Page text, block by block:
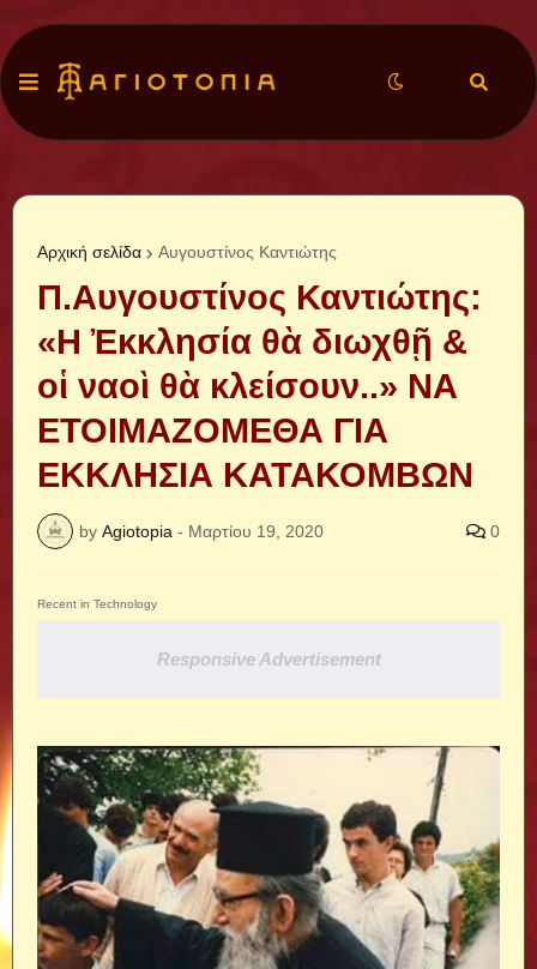
Αρχική σελίδα Αυγουστίνος Καντιώτης
Π.Αυγουστίνος Καντιώτης:
«Η Ἐκκλησία θὰ διωχθῇ &
οἱ ναοὶ θὰ κλείσουν..» ΝΑ
ΕΤΟΙΜΑΖΟΜΕΘΑ ΓΙΑ
ΕΚΚΛΗΣΙΑ ΚΑΤΑΚΟΜΒΩΝ
by Agiotopia - Μαρτίου 19, 2020 0
Recent in Technology
Responsive Advertisement